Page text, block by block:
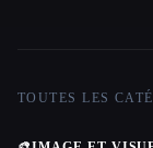
TOUTES LES